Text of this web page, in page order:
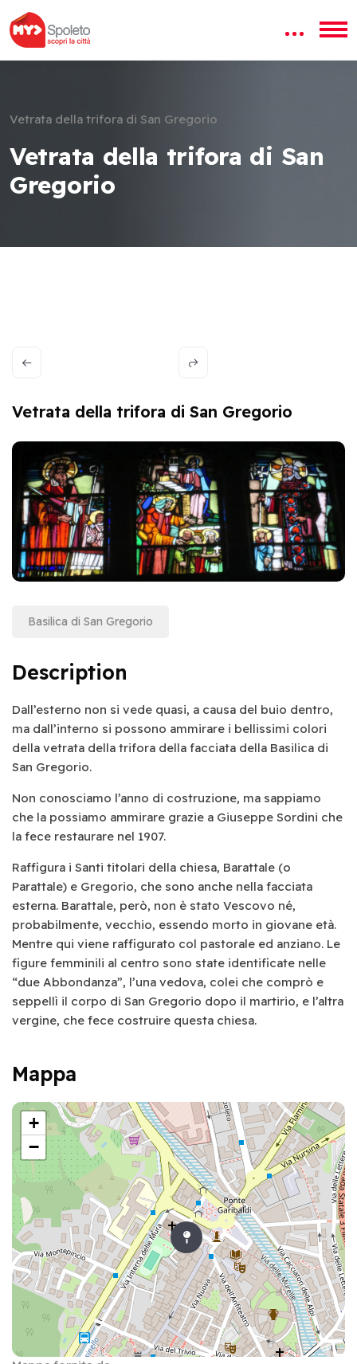
Vetrata della trifora di San Gregorio
Vetrata della trifora di San
Gregorio
Vetrata della trifora di San Gregorio
Basilica di San Gregorio
Description
Dall’esterno non si vede quasi, a causa del buio dentro,
ma dall’interno si possono ammirare i bellissimi colori
della vetrata della trifora della facciata della Basilica di
San Gregorio.
Non conosciamo l’anno di costruzione, ma sappiamo
che la possiamo ammirare grazie a Giuseppe Sordini che
la fece restaurare nel 1907.
Raffigura i Santi titolari della chiesa, Barattale (o
Parattale) e Gregorio, che sono anche nella facciata
esterna. Barattale, però, non è stato Vescovo né,
probabilmente, vecchio, essendo morto in giovane età.
Mentre qui viene raffigurato col pastorale ed anziano. Le
figure femminili al centro sono state identificate nelle
“due Abbondanza”, l’una vedova, colei che comprò e
seppellì il corpo di San Gregorio dopo il martirio, e l’altra
vergine, che fece costruire questa chiesa.
Mappa
+
−